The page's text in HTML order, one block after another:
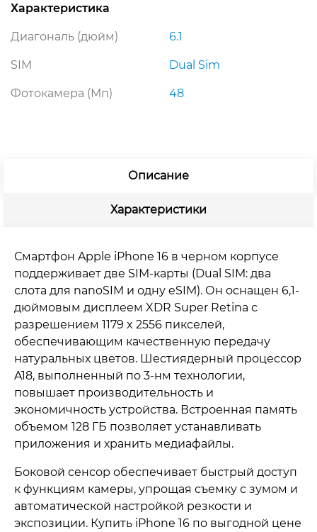
Характеристика
Диагональ (дюйм) 6.1
SIM Dual Sim
Фотокамера (Мп) 48
Описание
Характеристики
Смартфон Apple iPhone 16 в черном корпусе
поддерживает две SIM-карты (Dual SIM: два
слота для nanoSIM и одну eSIM). Он оснащен 6,1-
дюймовым дисплеем XDR Super Retina с
разрешением 1179 x 2556 пикселей,
обеспечивающим качественную передачу
натуральных цветов. Шестиядерный процессор
A18, выполненный по 3-нм технологии,
повышает производительность и
экономичность устройства. Встроенная память
объемом 128 ГБ позволяет устанавливать
приложения и хранить медиафайлы.
Боковой сенсор обеспечивает быстрый доступ
к функциям камеры, упрощая съемку с зумом и
автоматической настройкой резкости и
экспозиции. Купить iPhone 16 по выгодной цене